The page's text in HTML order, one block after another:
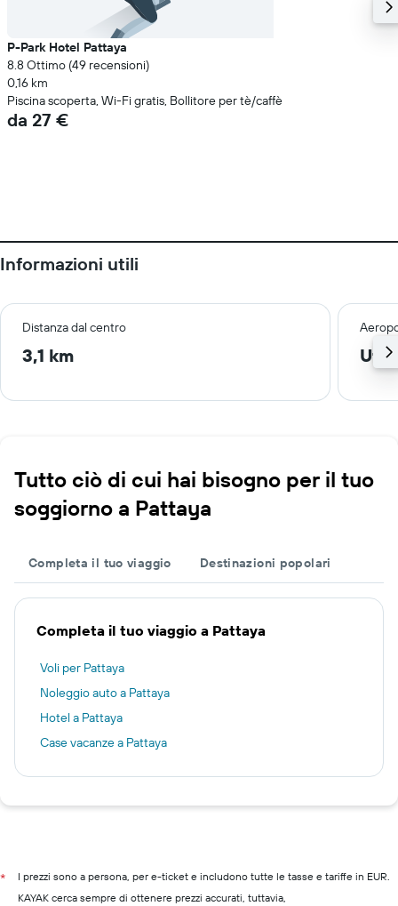
P-Park Hotel Pattaya
8.8 Ottimo (49 recensioni)
0,16 km
Piscina scoperta, Wi-Fi gratis, Bollitore per tè/caffè
da 27 €
Informazioni utili
Distanza dal centro
3,1 km
Tutto ciò di cui hai bisogno per il tuo
soggiorno a Pattaya
Completa il tuo viaggio Destinazioni popolari
Completa il tuo viaggio a Pattaya
Voli per Pattaya
Noleggio auto a Pattaya
Hotel a Pattaya
Case vacanze a Pattaya
*
I prezzi sono a persona, per e-ticket e includono tutte le tasse e tariffe in EUR.
KAYAK cerca sempre di ottenere prezzi accurati, tuttavia,